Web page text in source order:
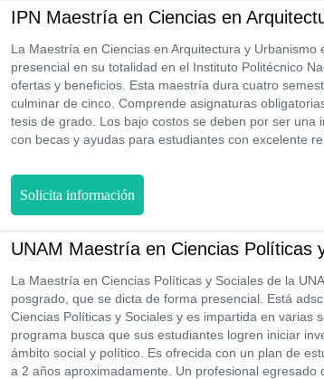
IPN Maestría en Ciencias en
La Maestría en Ciencias en Arquitectura y
presencial en su totalidad en el Instituto Politécnico
ofertas y beneficios. Esta maestría dura cuatro
culminar de cinco. Comprende asignaturas
tesis de grado. Los bajo costos se deben por ser una
con becas y ayudas para estudiantes con excelente
Solicita información
UNAM Maestría en Ciencias Políticas
La Maestría en Ciencias Políticas y Sociales de la
posgrado, que se dicta de forma presencial. Está
Ciencias Políticas y Sociales y es impartida en varias
programa busca que sus estudiantes logren iniciar
ámbito social y político. Es ofrecida con un plan de
a 2 años aproximadamente. Un profesional egresado